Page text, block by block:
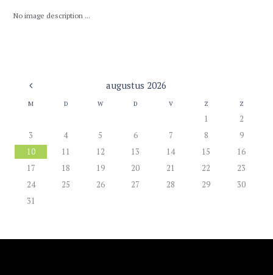
No image description ...
augustus 2026
M D W D V Z Z
1
2
3
4 5 6 7 8
9
10
11 12 13 14 15
16
17
18 19 20 21 22
23
24
25 26 27 28 29
30
31